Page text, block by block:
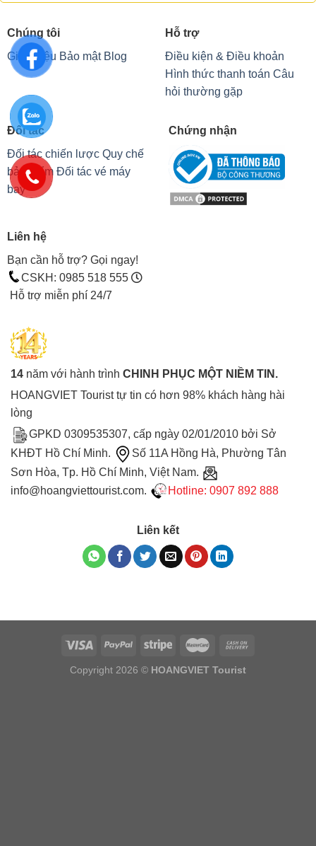
Chúng tôi
Giới thiệu Bảo mật Blog
Hỗ trợ
Điều kiện & Điều khoản
Hình thức thanh toán Câu
hỏi thường gặp
Đối tác
Đối tác chiến lược Quy chế
bảo hiểm Đối tác vé máy
bay
Chứng nhận
Liên hệ
Bạn cần hỗ trợ? Gọi ngay!
CSKH: 0985 518 555
Hỗ trợ miễn phí 24/7
14 năm với hành trình CHINH PHỤC MỘT NIỀM TIN.
HOANGVIET Tourist tự tin có hơn 98% khách hàng hài
lòng
GPKD 0309535307, cấp ngày 02/01/2010 bởi Sở
KHĐT Hồ Chí Minh.
Số 11A Hồng Hà, Phường Tân
Sơn Hòa, Tp. Hồ Chí Minh, Việt Nam.
info@hoangviettourist.com.
Hotline: 0907 892 888
Liên kết
Copyright 2026 © HOANGVIET Tourist